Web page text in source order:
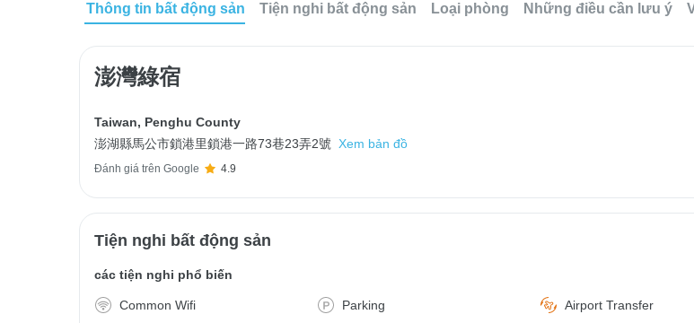
Thông tin bất động sản Tiện nghi bất động sản Loại phòng Những điều cần lưu ý
澎灣綠宿
Taiwan, Penghu County
澎湖縣馬公市鎖港里鎖港一路73巷23弄2號
Xem bản đồ
Đánh giá trên Google 4.9
Tiện nghi bất động sản
các tiện nghi phổ biến
Common Wifi Parking Airport Transfer